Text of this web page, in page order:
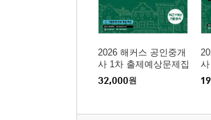
2026 해커스 공인중개
사 1차 출제예상문제집
민법 및 민사특별법(양
민)
32,000원
+